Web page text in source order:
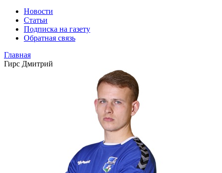
Новости
Статьи
Подписка на газету
Обратная связь
Главная
Гирс Дмитрий